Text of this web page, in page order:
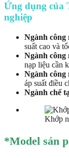
Ứng dụng của
nghiệp
Ngành công
suất cao và
Ngành công
nạp liệu cần
Ngành công
áp suất điều
Ngành chế
Khớp
*Model sản